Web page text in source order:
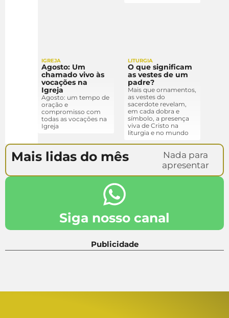
IGREJA
Agosto: Um
chamado vivo às
vocações na
Igreja
Agosto: um tempo de
oração e
compromisso com
todas as vocações na
Igreja
LITURGIA
O que significam
as vestes de um
padre?
Mais que ornamentos,
as vestes do
sacerdote revelam,
em cada dobra e
símbolo, a presença
viva de Cristo na
liturgia e no mundo
Mais lidas do mês
Nada para
apresentar
Siga nosso canal
Publicidade